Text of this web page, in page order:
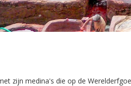
zijn medina's die op de